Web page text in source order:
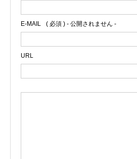
E-MAIL ( 必須 ) - 公開されません -
URL